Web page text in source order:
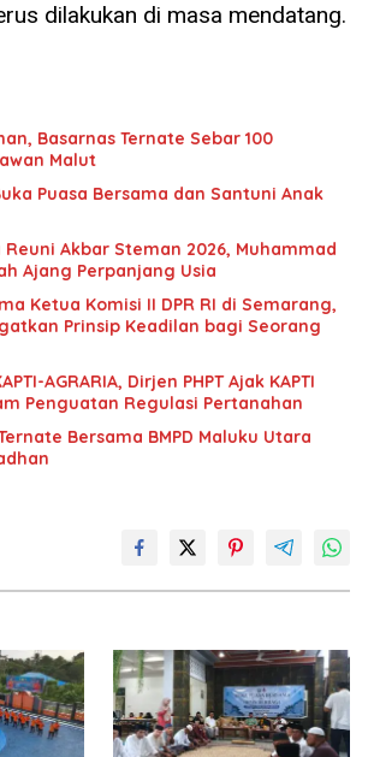
dilakukan di masa mendatang.
Basarnas Ternate Sebar 100
Malut
Puasa Bersama dan Santuni Anak
Akbar Steman 2026, Muhammad
Ajang Perpanjang Usia
Ketua Komisi II DPR RI di Semarang,
Prinsip Keadilan bagi Seorang
AGRARIA, Dirjen PHPT Ajak KAPTI
Penguatan Regulasi Pertanahan
Bersama BMPD Maluku Utara